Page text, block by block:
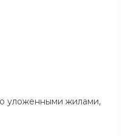
уложенными жилами,